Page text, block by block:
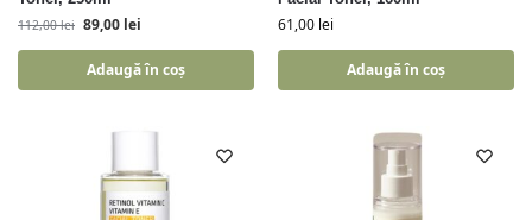
112,00lei 89,00 lei
Adaugă în coș
61,00 lei
Adaugă în coș